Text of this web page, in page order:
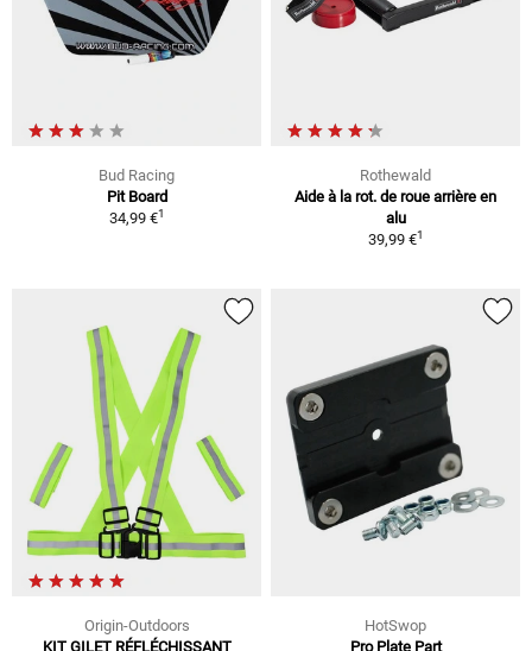
Bud Racing
Pit Board
34,99 €1
Rothewald
Aide à la rot. de roue arrière en
alu
39,99 €1
Origin-Outdoors
KIT GILET RÉFLÉCHISSANT
HotSwop
Pro Plate Part